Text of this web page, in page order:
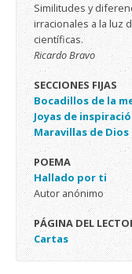
Similitudes y
irracionales a la luz
científicas.
Ricardo Bravo
SECCIONES FIJAS
Bocadillos de la
Joyas de
Maravillas de Dios
POEMA
Hallado por ti
Autor anónimo
PÁGINA DEL
Cartas